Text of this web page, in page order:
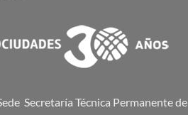
Secretaría Técnica Permanente de